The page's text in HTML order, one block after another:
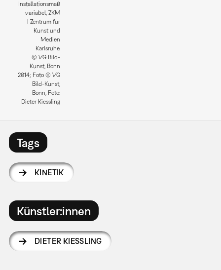
Installationsmaß
variabel, ZKM
| Zentrum für
Kunst und
Medien
Karlsruhe.
© VG Bild-
Kunst, Bonn
2014; Foto © VG
Bild-Kunst,
Bonn, Foto:
Dieter Kiessling
Tags
KINETIK
Künstler:innen
DIETER KIESSLING